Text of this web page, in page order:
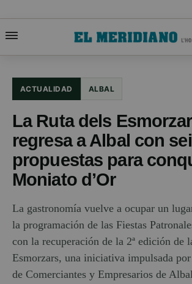
ACTUALIDAD ALBAL
La Ruta dels
regresa a Albal con
propuestas para
Moniato d’Or
La gastronomía vuelve a ocupar un
la programación de las Fiestas
con la recuperación de la 2ª edición de
Esmorzars, una iniciativa impulsada
de Comerciantes y Empresarios de